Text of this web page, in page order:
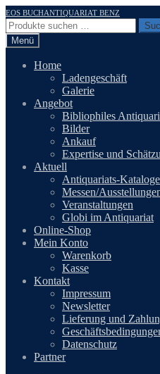
Zur
Navigation
springen
Zum
Inhalt
springen
EOS BUCHANTIQUARIAT BENZ
Suchen
nach:
Menü
Home
Ladengeschäft
Galerie
Angebot
Bibliophiles
Bilder
Ankauf
Expertise und
Aktuell
Antiquariats-Kataloge
Messen/
Veranstaltungen
Globi im Antiquariat
Online-Shop
Mein Konto
Warenkorb
Kasse
Kontakt
Impressum
Newsletter
Lieferung und
Datenschutz
Partner